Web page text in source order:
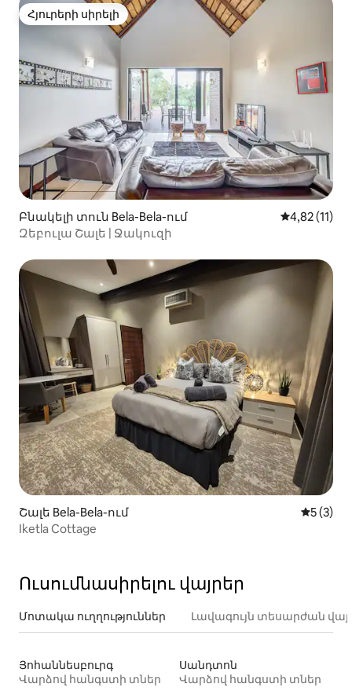
Հյուրերի սիրելի
Հյուրերի սիրելի
Բնակելի տուն Bela-Bela-ում Միջին
4,82 (11)
Զեբուլա Շալե | Ջակուզի
Շալե Bela-Bela-ում Միջին
5 (3)
Iketla Cottage
Ուսումնասիրելու վայրեր
Մոտակա ուղղություններ Լավագույն տեսարժան
Յոհաննեսբուրգ
Վարձով հանգստի տներ
Սանդտոն
Վարձով հանգստի տներ